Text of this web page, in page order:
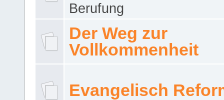
Berufung
Der Weg zur
Vollkommenheit
Evangelisch